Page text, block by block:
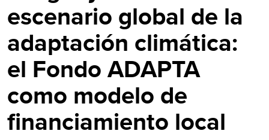
escenario global de la
adaptación climática:
el Fondo ADAPTA
como modelo de
financiamiento local